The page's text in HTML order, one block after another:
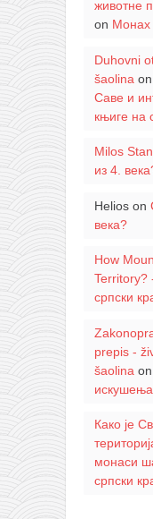
животне
on Монах
Duhovni
šaolina on
Саве и
књиге на
Milos
из 4.
Helioson
века?
How
Territory?
српски
prepis -
šaolina on
искушења
Како је
монаси
српски